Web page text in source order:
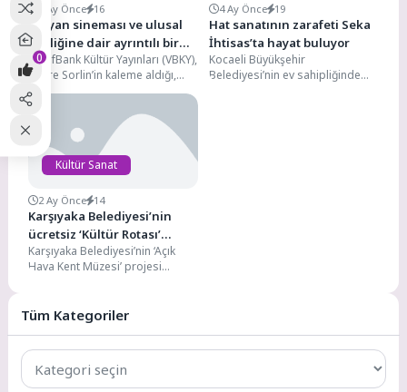
3 Ay Önce 16
İtalyan sineması ve ulusal
kimliğine dair ayrıntılı bir
inceleme: “İtalyan Ulusal
Sineması”
VakıfBank Kültür Yayınları (VBKY),
Pierre Sorlin’in kaleme aldığı,
Deniz Arslan’ın dilimize
çevirdiği “İtalyan Ulusal
Sineması” adlı eseri...
4 Ay Önce 19
Hat sanatının zarafeti Seka
İhtisas’ta hayat buluyor
Kocaeli Büyükşehir
Belediyesi’nin ev sahipliğinde
Kültür Sanat
2 Ay Önce 14
Karşıyaka Belediyesi’nin
ücretsiz ‘Kültür Rotası’
turlarına büyük ilgi
Karşıyaka Belediyesi’nin ‘Açık
Hava Kent Müzesi’ projesi
programları büyük...
Tüm Kategoriler
Tüm
Kategoriler
0